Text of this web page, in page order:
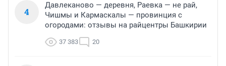
4
Давлеканово — деревня, Раевка — не рай,
Чишмы и Кармаскалы — провинция с
огородами: отзывы на райцентры Башкирии
37 383 20